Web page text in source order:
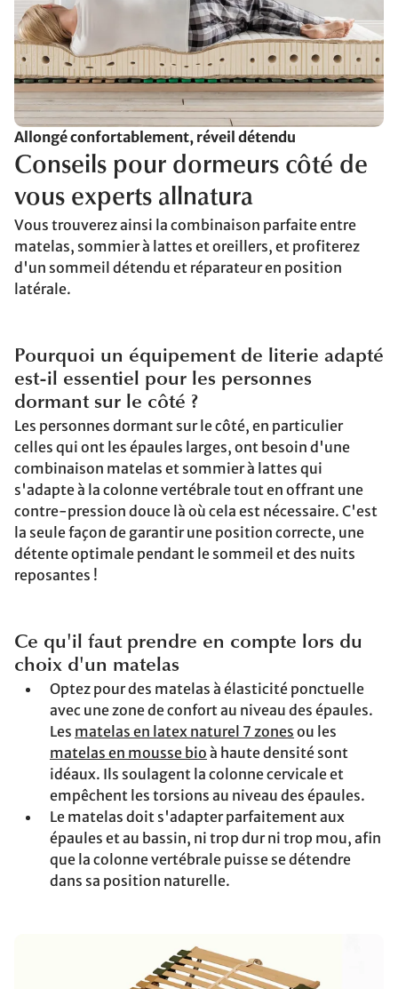
Allongé confortablement, réveil détendu
Conseils pour dormeurs côté de
vous experts allnatura
Vous trouverez ainsi la combinaison parfaite entre
matelas, sommier à lattes et oreillers, et profiterez
d'un sommeil détendu et réparateur en position
latérale.
Pourquoi un équipement de literie adapté
est-il essentiel pour les personnes
dormant sur le côté ?
Les personnes dormant sur le côté, en particulier
celles qui ont les épaules larges, ont besoin d'une
combinaison matelas et sommier à lattes qui
s'adapte à la colonne vertébrale tout en offrant une
contre-pression douce là où cela est nécessaire. C'est
la seule façon de garantir une position correcte, une
détente optimale pendant le sommeil et des nuits
reposantes !
Ce qu'il faut prendre en compte lors du
choix d'un matelas
Optez pour des matelas à élasticité ponctuelle
avec une zone de confort au niveau des épaules.
Les matelas en latex naturel 7 zones ou les
matelas en mousse bio à haute densité sont
idéaux. Ils soulagent la colonne cervicale et
empêchent les torsions au niveau des épaules.
Le matelas doit s'adapter parfaitement aux
épaules et au bassin, ni trop dur ni trop mou, afin
que la colonne vertébrale puisse se détendre
dans sa position naturelle.